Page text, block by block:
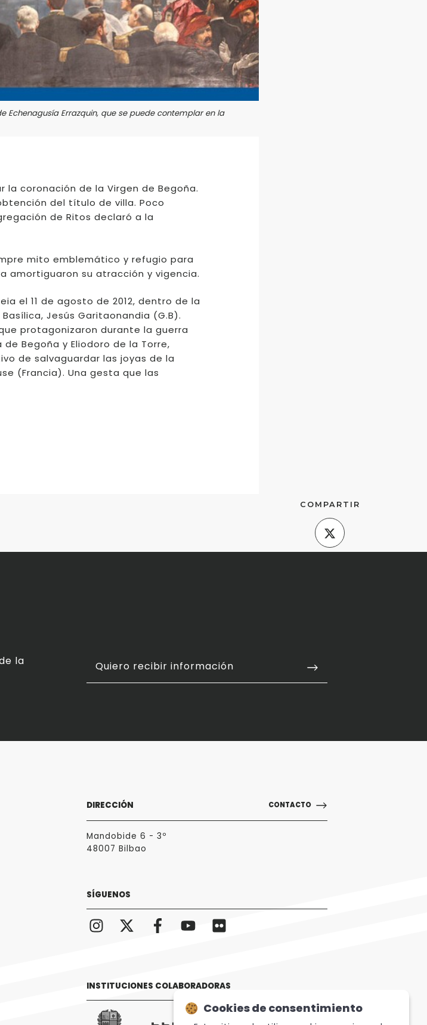
Echenagusía Errazquin, que se puede contemplar en la
la coronación de la Virgen de Begoña.
del título de villa. Poco
de Ritos declaró a la
mito emblemático y refugio para
amortiguaron su atracción y vigencia.
el 11 de agosto de 2012, dentro de la
Jesús Garitaonandia (G.B).
protagonizaron durante la guerra
Begoña y Eliodoro de la Torre,
de salvaguardar las joyas de la
(Francia). Una gesta que las
COMPARTIR
la
Quiero recibir información
DIRECCIÓN CONTACTO
Mandobide 6 - 3º
48007 Bilbao
SÍGUENOS
INSTITUCIONES COLABORADORAS
Cookies de consentimiento